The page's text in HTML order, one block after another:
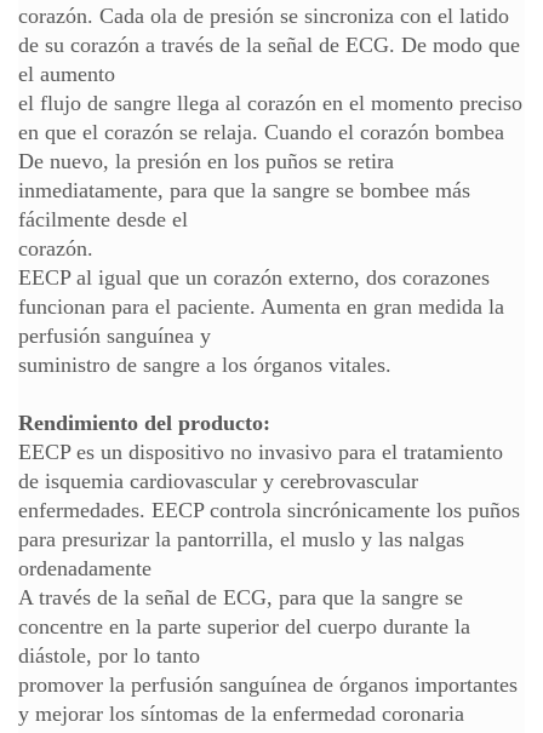
corazón. Cada ola de presión se sincroniza con el latido
de su corazón a través de la señal de ECG. De modo que
el aumento
el flujo de sangre llega al corazón en el momento preciso
en que el corazón se relaja. Cuando el corazón bombea
De nuevo, la presión en los puños se retira
inmediatamente, para que la sangre se bombee más
fácilmente desde el
corazón.
EECP al igual que un corazón externo, dos corazones
funcionan para el paciente. Aumenta en gran medida la
perfusión sanguínea y
suministro de sangre a los órganos vitales.
Rendimiento del producto:
EECP es un dispositivo no invasivo para el tratamiento
de isquemia cardiovascular y cerebrovascular
enfermedades. EECP controla sincrónicamente los puños
para presurizar la pantorrilla, el muslo y las nalgas
ordenadamente
A través de la señal de ECG, para que la sangre se
concentre en la parte superior del cuerpo durante la
diástole, por lo tanto
promover la perfusión sanguínea de órganos importantes
y mejorar los síntomas de la enfermedad coronaria